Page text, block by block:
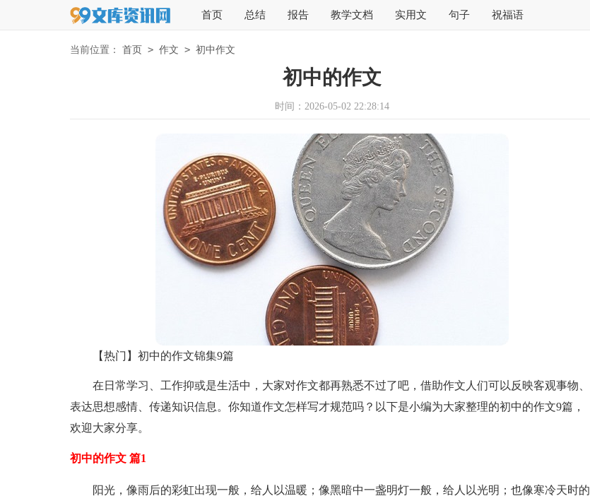
首页 总结 报告 教学文档 实用文 句子 祝福语
当前位置： 首页 > 作文 > 初中作文
初中的作文
时间：2026-05-02 22:28:14
【热门】初中的作文锦集9篇
在日常学习、工作抑或是生活中，大家对作文都再熟悉不过了吧，借助作文人们可以反映客观事物、
表达思想感情、传递知识信息。你知道作文怎样写才规范吗？以下是小编为大家整理的初中的作文9篇，
欢迎大家分享。
初中的作文 篇1
阳光，像雨后的彩虹出现一般，给人以温暖；像黑暗中一盏明灯一般，给人以光明；也像寒冷天时的